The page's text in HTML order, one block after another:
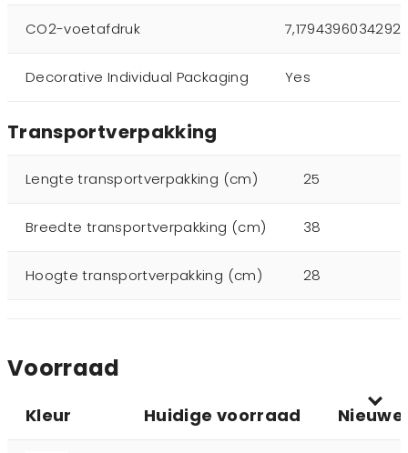
CO2-voetafdruk 7,1794396034292
Decorative Individual Packaging Yes
Transportverpakking
Lengte transportverpakking (cm) 25
Breedte transportverpakking (cm) 38
Hoogte transportverpakking (cm) 28
Voorraad
Kleur Huidige voorraad